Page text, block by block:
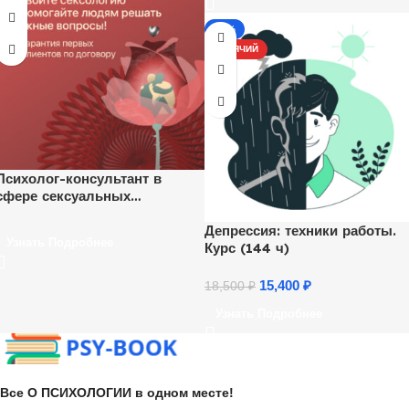
консультант в
сексуальных
-17%
ГОРЯЧИЙ
Депрессия: техники работы.
Курс (144 ч)
18,500₽ 15,400 ₽
Все О ПСИХОЛОГИИ в одном месте!